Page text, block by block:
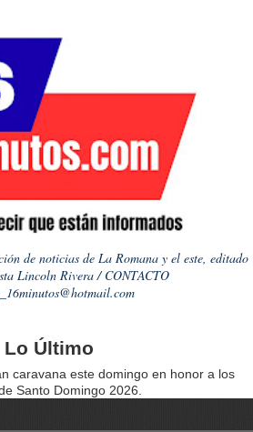
de noticias de La Romana y el este, editado
Lincoln Rivera / CONTACTO
Lo Último
caravana este domingo en honor a los
Santo Domingo 2026.